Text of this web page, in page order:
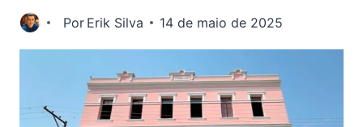
Por Erik Silva 14 de maio de 2025